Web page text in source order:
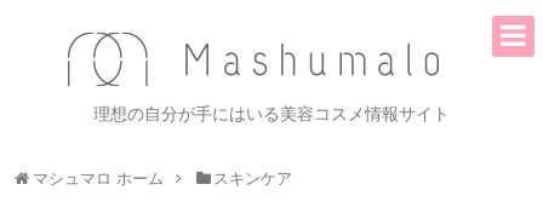
理想の自分が手にはいる美容コスメ情報サイト
マシュマロ ホーム スキンケア